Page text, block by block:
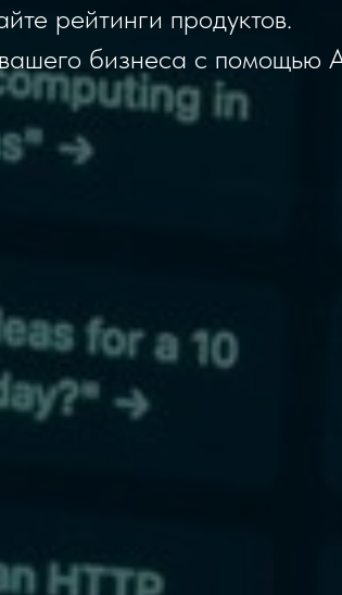
рейтинги продуктов.
бизнеса с помощью